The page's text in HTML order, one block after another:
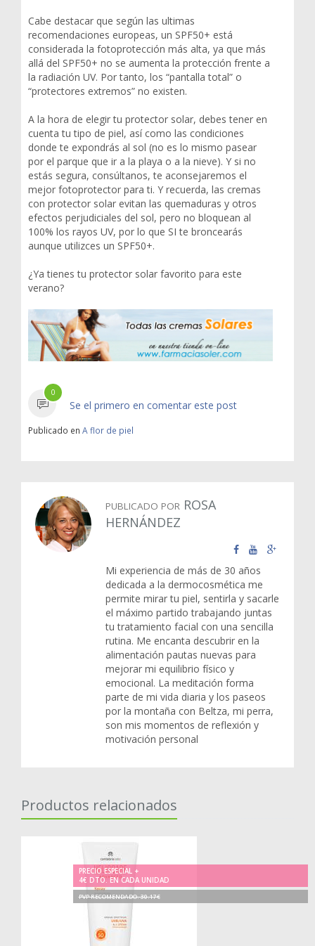
Cabe destacar que según las ultimas
recomendaciones europeas, un SPF50+ está
considerada la fotoprotección más alta, ya que más
allá del SPF50+ no se aumenta la protección frente a
la radiación UV. Por tanto, los “pantalla total” o
“protectores extremos” no existen.
A la hora de elegir tu protector solar, debes tener en
cuenta tu tipo de piel, así como las condiciones
donde te expondrás al sol (no es lo mismo pasear
por el parque que ir a la playa o a la nieve). Y si no
estás segura, consúltanos, te aconsejaremos el
mejor fotoprotector para ti. Y recuerda, las cremas
con protector solar evitan las quemaduras y otros
efectos perjudiciales del sol, pero no bloquean al
100% los rayos UV, por lo que SI te broncearás
aunque utilizces un SPF50+.
¿Ya tienes tu protector solar favorito para este
verano?
0
Se el primero en comentar este post
Publicado en A flor de piel
PUBLICADO POR ROSA
HERNÁNDEZ
Mi experiencia de más de 30 años
dedicada a la dermocosmética me
permite mirar tu piel, sentirla y sacarle
el máximo partido trabajando juntas
tu tratamiento facial con una sencilla
rutina. Me encanta descubrir en la
alimentación pautas nuevas para
mejorar mi equilibrio físico y
emocional. La meditación forma
parte de mi vida diaria y los paseos
por la montaña con Beltza, mi perra,
son mis momentos de reflexión y
motivación personal
Productos relacionados
PRECIO ESPECIAL +
4€ DTO. EN CADA UNIDAD
PVP RECOMENDADO. 30.17€